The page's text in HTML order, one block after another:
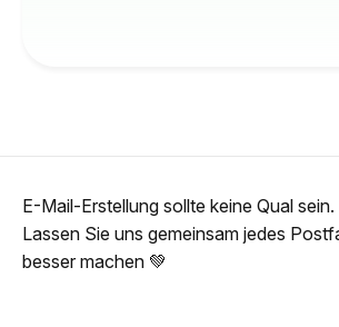
E-Mail-Erstellung sollte keine Qual sein.
Lassen Sie uns gemeinsam jedes
besser machen 💚